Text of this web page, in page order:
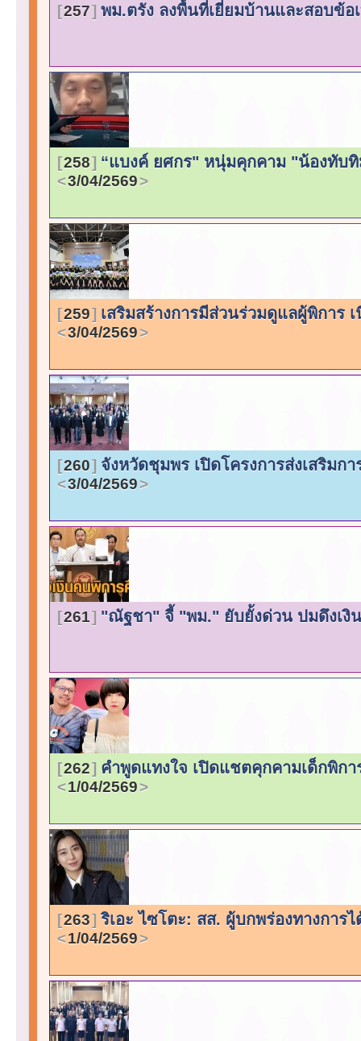
257 พม.ตรัง ลงพื้นที่เยี่ยมบ้านและสอบข้อ
258 “แบงค์ ยศกร" หนุ่มคุกคาม "น้องทับ
3/04/2569
259 เสริมสร้างการมีส่วนร่วมดูแลผู้พิการ
3/04/2569
260 จังหวัดชุมพร เปิดโครงการส่งเสริมก
3/04/2569
261 "ณัฐชา" จี้ "พม." ยับยั้งด่วน ปมดึงเงิ
262 คำพูดแทงใจ เปิดแชตคุกคามเด็กพิก
1/04/2569
263 ริเอะ ไซโตะ: สส. ผู้บกพร่องทางการ
1/04/2569